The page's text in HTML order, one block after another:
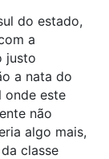
do estado,
a
justo
a nata do
onde este
não
algo mais,
classe